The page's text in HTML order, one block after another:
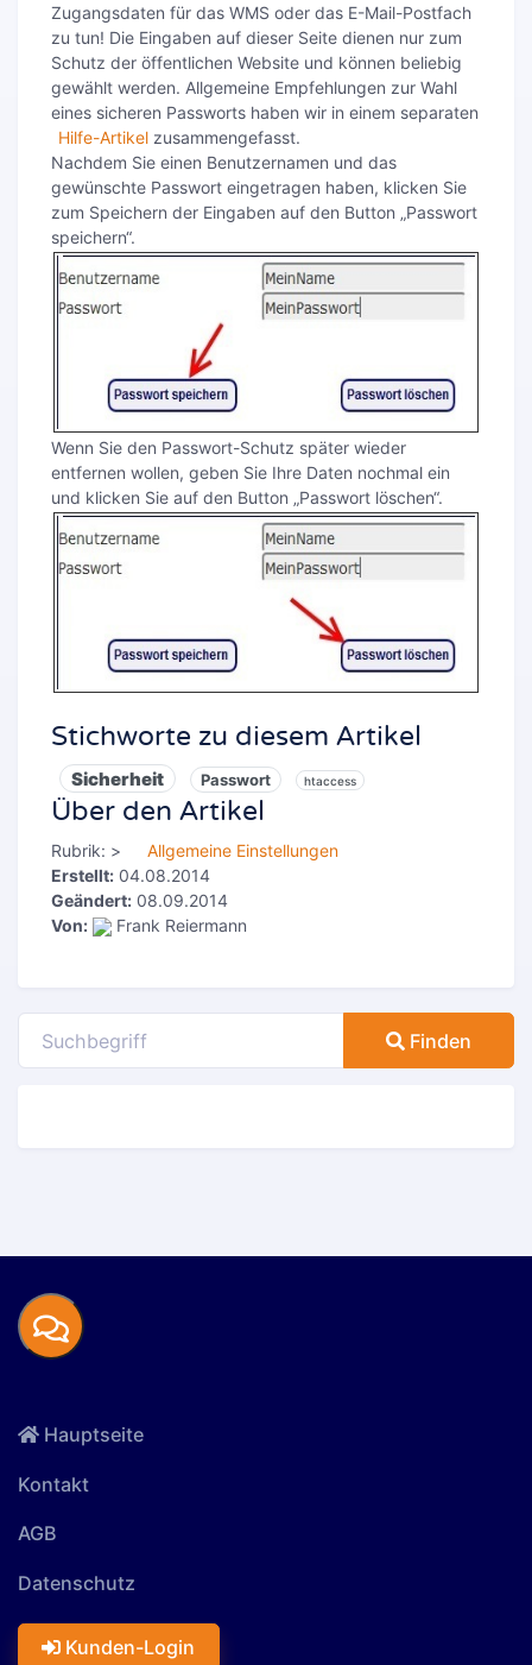
Zugangsdaten für das WMS oder das E-Mail-Postfach
zu tun! Die Eingaben auf dieser Seite dienen nur zum
Schutz der öffentlichen Website und können beliebig
gewählt werden. Allgemeine Empfehlungen zur Wahl
eines sicheren Passworts haben wir in einem separaten
Hilfe-Artikelzusammengefasst.
Nachdem Sie einen Benutzernamen und das
gewünschte Passwort eingetragen haben, klicken Sie
zum Speichern der Eingaben auf den Button „Passwort
speichern“.
Wenn Sie den Passwort-Schutz später wieder
entfernen wollen, geben Sie Ihre Daten nochmal ein
und klicken Sie auf den Button „Passwort löschen“.
Stichworte zu diesem Artikel
Sicherheit Passwort htaccess
Über den Artikel
Rubrik: >
Allgemeine Einstellungen
Erstellt: 04.08.2014
Geändert: 08.09.2014
Von:
Frank Reiermann
Finden
Hauptseite
Kontakt
AGB
Datenschutz
Kunden-Login